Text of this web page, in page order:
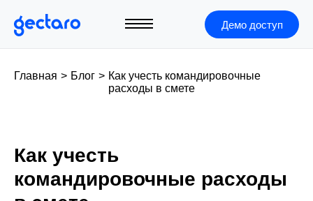
Демо доступ
Главная > Блог > Как учесть командировочные
расходы в смете
Как учесть
командировочные расходы